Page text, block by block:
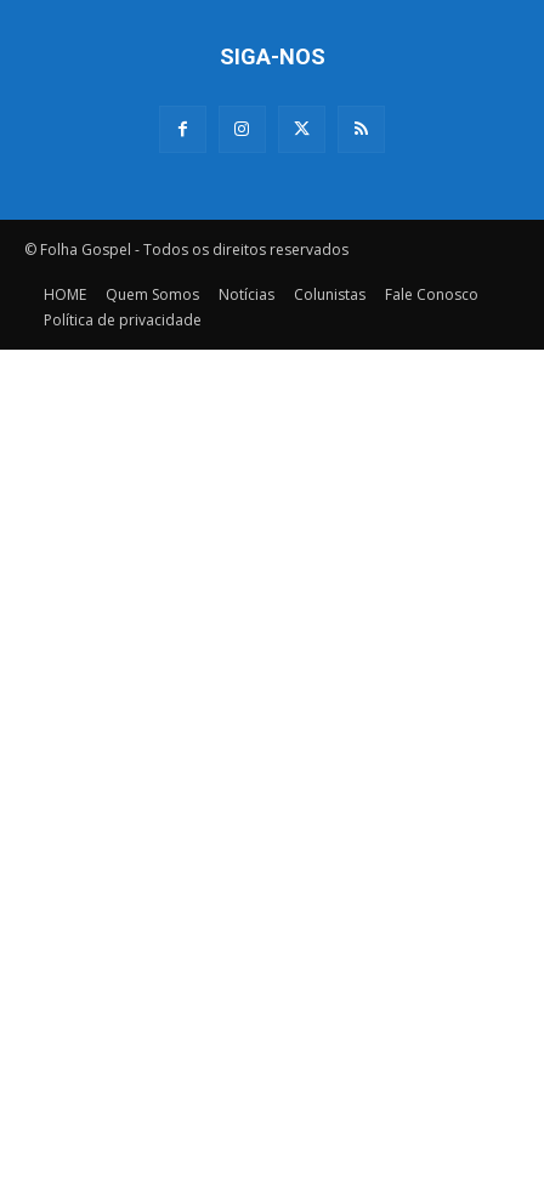
SIGA-NOS
© Folha Gospel - Todos os direitos reservados
HOME Quem Somos Notícias Colunistas
Fale Conosco
Política de privacidade